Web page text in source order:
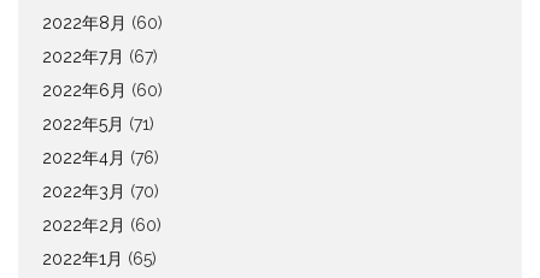
2022年8月 (60)
2022年7月 (67)
2022年6月 (60)
2022年5月 (71)
2022年4月 (76)
2022年3月 (70)
2022年2月 (60)
2022年1月 (65)